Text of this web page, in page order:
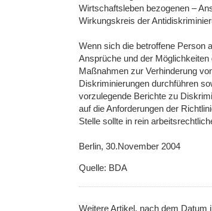
Wirtschaftsleben bezogenen –
Wirkungskreis der
Wenn sich die betroffene Person
Ansprüche und der
Maßnahmen zur Verhinderung
Diskriminierungen durchführen
vorzulegende Berichte zu
auf die Anforderungen der
Stelle sollte in rein
Berlin, 30.November 2004
Quelle: BDA
Weitere Artikel, nach dem